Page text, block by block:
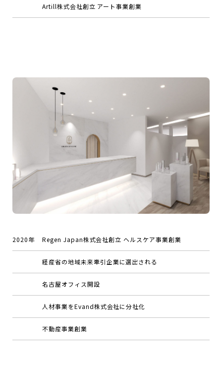
Artill株式会社創立 アート事業創業
2020年 Regen Japan株式会社創立 ヘルスケア事業創業
経産省の地域未来牽引企業に選出される
名古屋オフィス開設
人材事業をEvand株式会社に分社化
不動産事業創業